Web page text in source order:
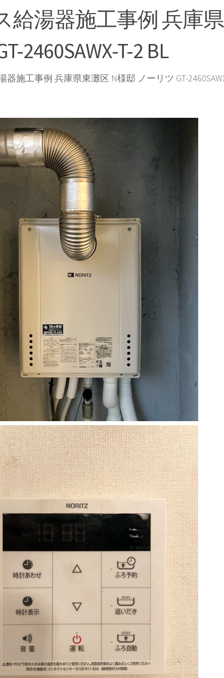
給湯器施工事例 兵庫
2460SAWX-T-2 BL
器施工事例 兵庫県東灘区 N様邸 ノーリツ GT-